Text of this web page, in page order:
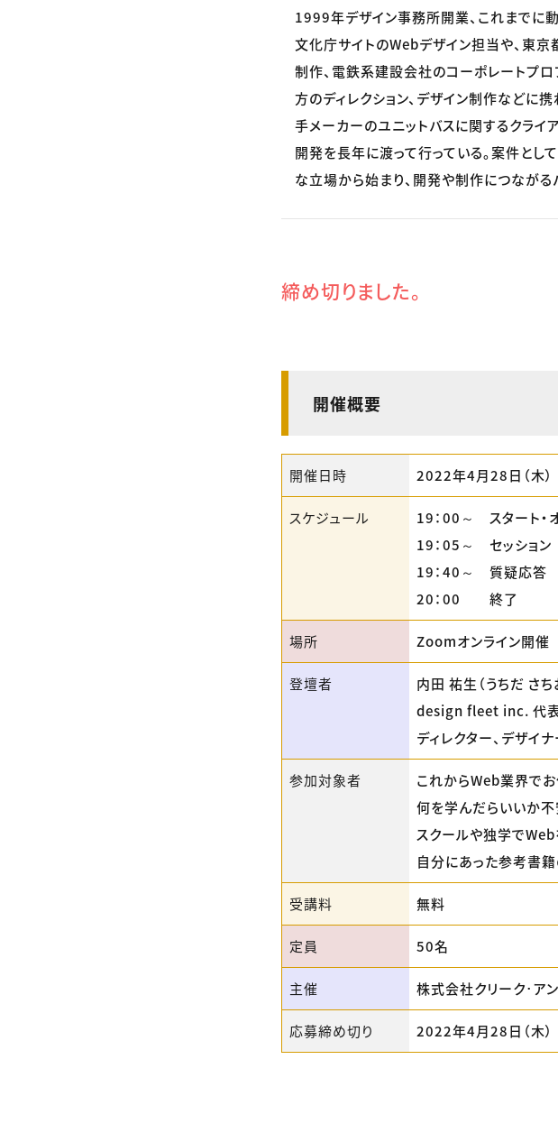
1999年デザイン事務所開業、これまでに
文化庁サイトのWebデザイン担当や、東
制作、電鉄系建設会社のコーポレートプ
方のディレクション、デザイン制作などに
手メーカーのユニットバスに関するクライ
開発を長年に渡って行っている。案件とし
な立場から始まり、開発や制作につながる
締め切りました。
開催概要
開催日時 2022年4月28日（木）
スケジュール
19：00～ スタート・
19：05～ セッション
19：40～ 質疑応答
20：00 終了
場所 Zoomオンライン開催
登壇者
内田 祐生（うちだ さち
design fleet inc. 代
ディレクター、デザイ
参加対象者
これからWeb業界で
何を学んだらいいか
スクールや独学で
自分にあった参考書
受講料 無料
定員 50名
主催 株式会社クリーク･ア
応募締め切り 2022年4月28日（木）